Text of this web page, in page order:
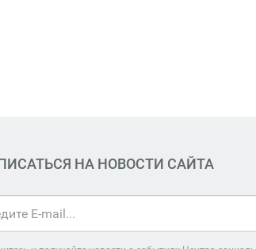
НА НОВОСТИ САЙТА